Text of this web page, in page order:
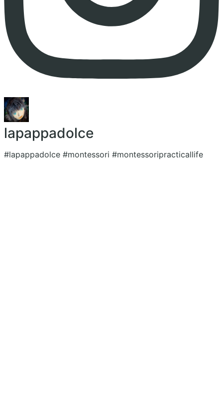
lapappadolce
#lapappadolce #montessori #montessoripracticallife